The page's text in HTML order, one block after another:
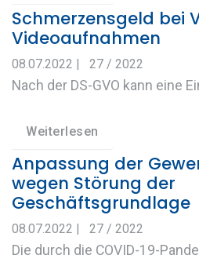
Schmerzensgeld bei
Videoaufnahmen
08.07.2022 | 27 / 2022
Nach der DS-GVO kann eine
Weiterlesen
Anpassung der
wegen Störung der
Geschäftsgrundlage
08.07.2022 | 27 / 2022
Die durch die COVID-19-